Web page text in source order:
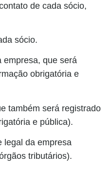
de cada sócio,
sócio.
empresa, que será
obrigatória e
também será registrado
e pública).
legal da empresa
tributários).